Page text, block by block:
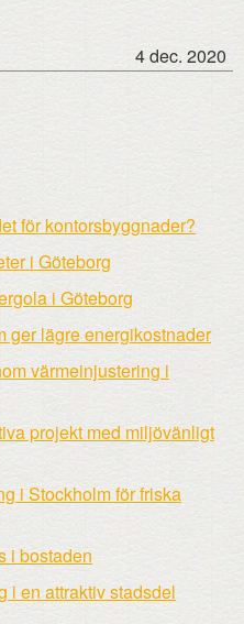
4 dec. 2020
för kontorsbyggnader?
i Göteborg
i Göteborg
ger lägre energikostnader
värmeinjustering i
projekt med miljövänligt
i Stockholm för friska
i bostaden
i en attraktiv stadsdel